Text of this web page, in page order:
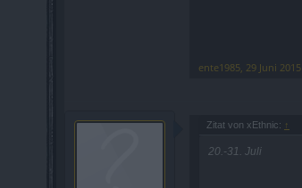
ente1985 29 Juni 2015
Zitat von xEthnic: ↑
20.-31. Juli